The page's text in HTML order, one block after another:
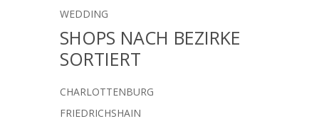
WEDDING
SHOPS NACH BEZIRKE
SORTIERT
CHARLOTTENBURG
FRIEDRICHSHAIN